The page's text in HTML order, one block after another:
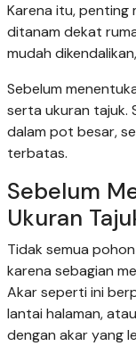
Karena itu, penting
ditanam dekat
mudah
Sebelum
serta ukuran tajuk.
dalam pot besar,
terbatas.
Sebelum
Ukuran
Tidak semua
karena sebagian
Akar seperti ini
lantai halaman,
dengan akar yang